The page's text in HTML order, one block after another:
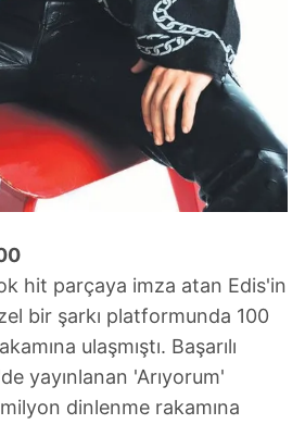
hit parçaya imza atan Edis'in
bir şarkı platformunda 100
ulaşmıştı. Başarılı
yayınlanan 'Arıyorum'
dinlenme rakamına